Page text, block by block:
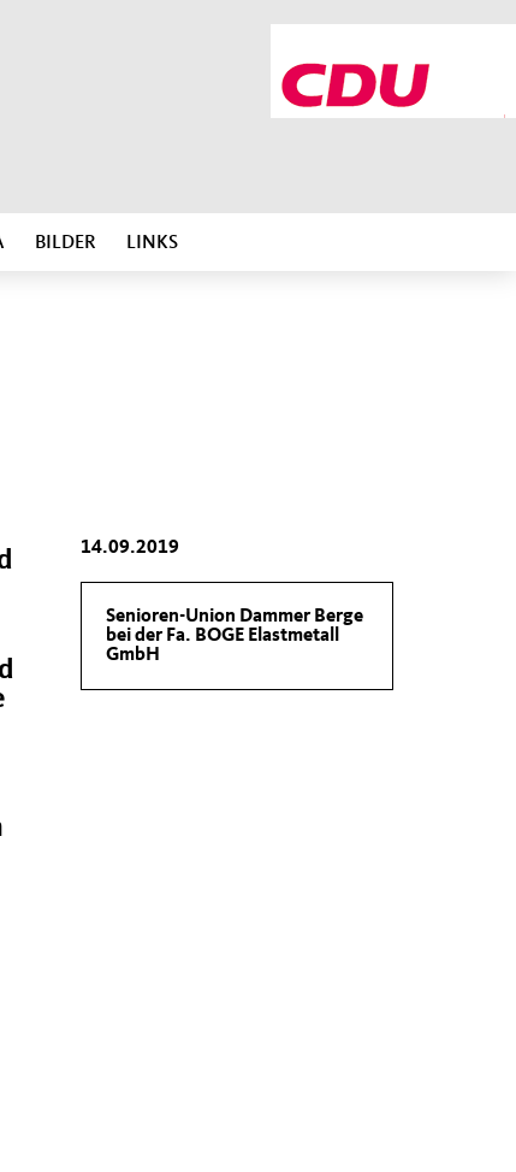
BILDER LINKS
14.09.2019
Senioren-Union Dammer Berge
bei der Fa. BOGE Elastmetall
GmbH